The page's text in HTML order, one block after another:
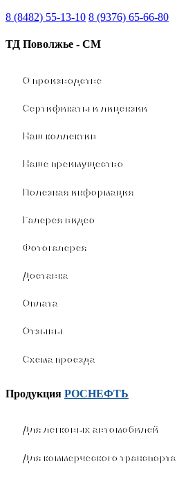
8 (8482) 55-13-10 8 (9376) 65-66-80
ТД Поволжье - СМ
О производстве
Сертификаты и лицензии
Наш коллектив
Наше преимущество
Полезная информация
Галерея видео
Фотогалерея
Доставка
Оплата
Отзывы
Схема проезда
Продукция РОСНЕФТЬ
Для легковых автомобилей
Для коммерческого транспорта